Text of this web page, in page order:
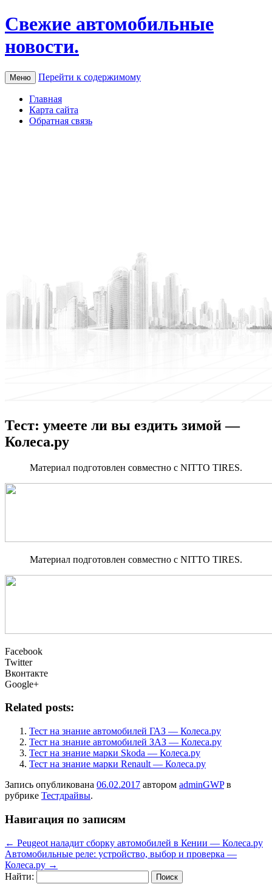
Свежие автомобильные
новости.
Меню Перейти к содержимому
Главная
Карта сайта
Обратная связь
Тест: умеете ли вы ездить зимой —
Колеса.ру
Материал подготовлен совместно с NITTO TIRES.
Материал подготовлен совместно с NITTO TIRES.
Facebook
Twitter
Вконтакте
Google+
Related posts:
Тест на знание автомобилей ГАЗ — Колеса.ру
Тест на знание автомобилей ЗАЗ — Колеса.ру
Тест на знание марки Skoda — Колеса.ру
Тест на знание марки Renault — Колеса.ру
Запись опубликована 06.02.2017 автором adminGWPв
рубрике Тестдрайвы.
Навигация по записям
← Peugeot наладит сборку автомобилей в Кении — Колеса.ру
Автомобильные реле: устройство, выбор и проверка —
Колеса.ру →
Найти: